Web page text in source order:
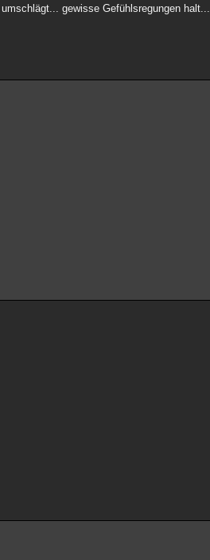
gewisse Gefühlsregungen halt...